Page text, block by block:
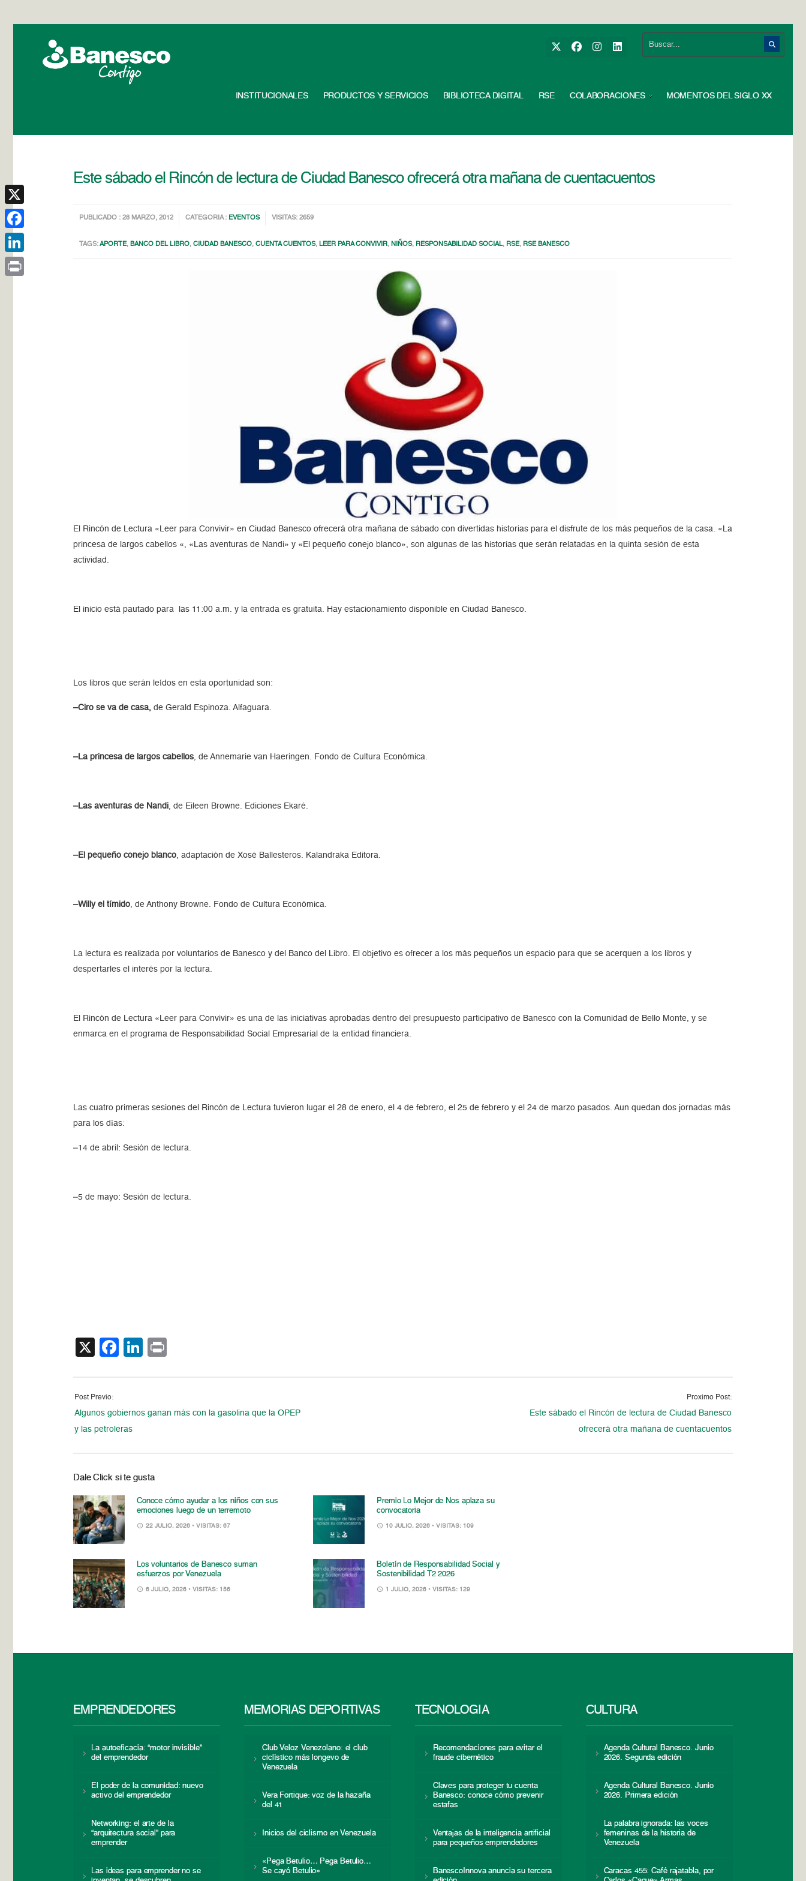
INSTITUCIONALES PRODUCTOS Y SERVICIOS BIBLIOTECA DIGITAL RSE COLABORACIONES MOMENTOS DEL SIGLO XX
Este sábado el Rincón de lectura de Ciudad Banesco ofrecerá otra mañana de cuentacuentos
PUBLICADO : 28 MARZO, 2012 CATEGORIA : EVENTOS VISITAS: 2659
TAGS:APORTE, BANCO DEL LIBRO,CIUDAD BANESCO,CUENTA CUENTOS, LEER PARA CONVIVIR, NIÑOS, RESPONSABILIDAD SOCIAL, RSE, RSE BANESCO
El Rincón de Lectura «Leer para Convivir» en Ciudad Banesco ofrecerá otra mañana de sábado con divertidas historias para el disfrute de los más pequeños de la casa. «La
princesa de largos cabellos «, «Las aventuras de Nandi» y «El pequeño conejo blanco», son algunas de las historias que serán relatadas en la quinta sesión de esta
actividad.
El inicio está pautado para las 11:00 a.m. y la entrada es gratuita. Hay estacionamiento disponible en Ciudad Banesco.
Los libros que serán leídos en esta oportunidad son:
–Ciro se va de casa, de Gerald Espinoza. Alfaguara.
–La princesa de largos cabellos, de Annemarie van Haeringen. Fondo de Cultura Económica.
–Las aventuras de Nandi, de Eileen Browne. Ediciones Ekaré.
–El pequeño conejo blanco, adaptación de Xosé Ballesteros. Kalandraka Editora.
–Willy el tímido, de Anthony Browne. Fondo de Cultura Económica.
La lectura es realizada por voluntarios de Banesco y del Banco del Libro. El objetivo es ofrecer a los más pequeños un espacio para que se acerquen a los libros y
despertarles el interés por la lectura.
El Rincón de Lectura «Leer para Convivir» es una de las iniciativas aprobadas dentro del presupuesto participativo de Banesco con la Comunidad de Bello Monte, y se
enmarca en el programa de Responsabilidad Social Empresarial de la entidad financiera.
Las cuatro primeras sesiones del Rincón de Lectura tuvieron lugar el 28 de enero, el 4 de febrero, el 25 de febrero y el 24 de marzo pasados. Aun quedan dos jornadas más
para los días:
–14 de abril: Sesión de lectura.
–5 de mayo: Sesión de lectura.
X Facebook
LinkedIn
Post Previo:
Algunos gobiernos ganan más con la gasolina que la OPEP
y las petroleras
Proximo Post:
Este sábado el Rincón de lectura de Ciudad Banesco
ofrecerá otra mañana de cuentacuentos
Dale Click si te gusta
Conoce cómo ayudar a los niños con sus
emociones luego de un terremoto
22 JULIO, 2026 • VISITAS: 67
Premio Lo Mejor de Nos aplaza su
convocatoria
10 JULIO, 2026 • VISITAS: 109
Los voluntarios de Banesco suman
esfuerzos por Venezuela
6 JULIO, 2026 • VISITAS: 156
Boletín de Responsabilidad Social y
Sostenibilidad T2 2026
1 JULIO, 2026 • VISITAS: 129
EMPRENDEDORES
La autoeficacia: “motor invisible”
del emprendedor
El poder de la comunidad: nuevo
activo del emprendedor
Networking: el arte de la
“arquitectura social” para
emprender
Las ideas para emprender no se
MEMORIAS DEPORTIVAS
Club Veloz Venezolano: el club
ciclístico más longevo de
Venezuela
Vera Fortique: voz de la hazaña
del 41
Inicios del ciclismo en Venezuela
«Pega Betulio… Pega Betulio…
Se cayó Betulio»
TECNOLOGÍA
Recomendaciones para evitar el
fraude cibernético
Claves para proteger tu cuenta
Banesco: conoce cómo prevenir
estafas
Ventajas de la inteligencia artificial
para pequeños emprendedores
BanescoInnova anuncia su tercera
CULTURA
Agenda Cultural Banesco. Junio
2026. Segunda edición
Agenda Cultural Banesco. Junio
2026. Primera edición
La palabra ignorada: las voces
femeninas de la historia de
Venezuela
Caracas 455: Café rajatabla, por
X
Facebook
LinkedIn